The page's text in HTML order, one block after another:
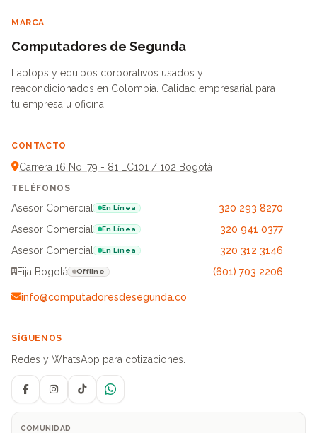
MARCA
Computadores de Segunda
Laptops y equipos corporativos usados y
reacondicionados en Colombia. Calidad empresarial para
tu empresa u oficina.
CONTACTO
Carrera 16 No. 79 - 81 LC101 / 102 Bogotá
TELÉFONOS
Asesor Comercial En Línea
320 293 8270
Asesor Comercial
En Línea
320 941 0377
Asesor Comercial
En Línea
320 312 3146
Fija Bogotá
Offline (601) 703 2206
info@computadoresdesegunda.co
SÍGUENOS
Redes y WhatsApp para cotizaciones.
FacebookInstagramTikTokWhatsApp
COMUNIDAD